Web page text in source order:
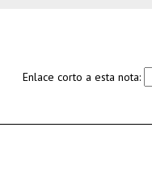
Enlace corto a esta nota: